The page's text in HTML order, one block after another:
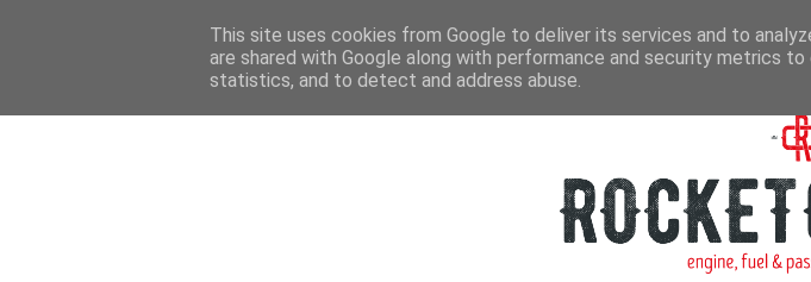
This site uses cookies from Google to deliver its services and to
are shared with Google along with performance and security metrics
statistics, and to detect and address abuse.